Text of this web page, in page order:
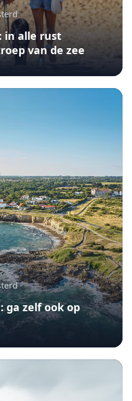
in alle rust
van de zee
ga zelf ook op